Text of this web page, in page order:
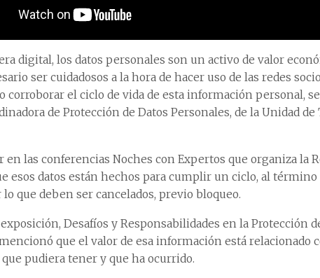
digital, los datos personales son un activo de valor
ser cuidadosos a la hora de hacer uso de las redes
corroborar el ciclo de vida de esta información personal,
de Protección de Datos Personales, de la Unidad
en las conferencias Noches con Expertos que organiza la
esos datos están hechos para cumplir un ciclo, al
que deben ser cancelados, previo bloqueo.
Desafíos y Responsabilidades en la Protección
que el valor de esa información está relacionado
pudiera tener y que ha ocurrido.